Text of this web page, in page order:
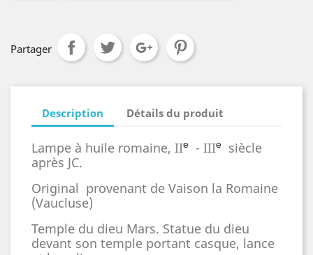
Partager
Description Détails du produit
Lampe à huile romaine, IIe - IIIe
siècle
après JC.
Original provenant de Vaison la Romaine
(Vaucluse)
Temple du dieu Mars. Statue du dieu
devant son temple portant casque, lance